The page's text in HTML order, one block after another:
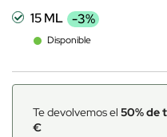
15 ML -3%
Disponible
Te devolvemos el 50% de
€